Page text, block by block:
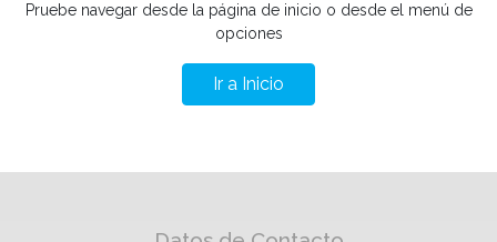
Pruebe navegar desde la página de inicio o desde el menú de
opciones
Ir a Inicio